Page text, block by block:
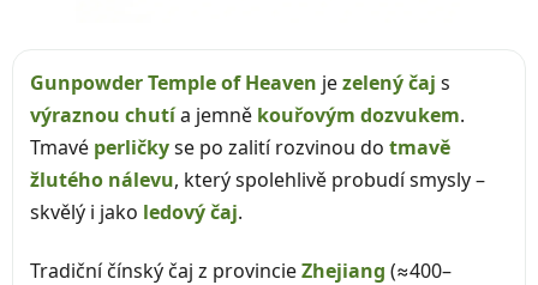
Gunpowder Temple of Heaven jezelený čaj s
výraznou chutía jemně kouřovým dozvukem.
Tmavé perličkyse po zalití rozvinou do tmavě
žlutého nálevu, který spolehlivě probudí smysly –
skvělý i jako ledový čaj.
Tradiční čínský čaj z provincieZhejiang (≈400–